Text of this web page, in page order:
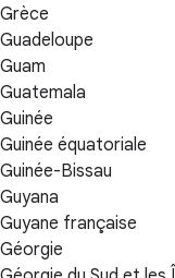
Grèce
Guadeloupe
Guam
Guatemala
Guinée
Guinée équatoriale
Guinée-Bissau
Guyana
Guyane française
Géorgie